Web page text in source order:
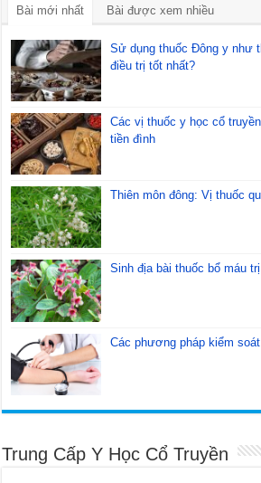
Bài mới nhất Bài được xem nhiều
Sử dụng thuốc Đông y như
điều trị tốt nhất?
Các vị thuốc y học cổ
tiền đình
Thiên môn đông: Vị thuốc
Sinh địa bài thuốc bổ máu
Các phương pháp kiểm
Trung Cấp Y Học Cổ Truyền